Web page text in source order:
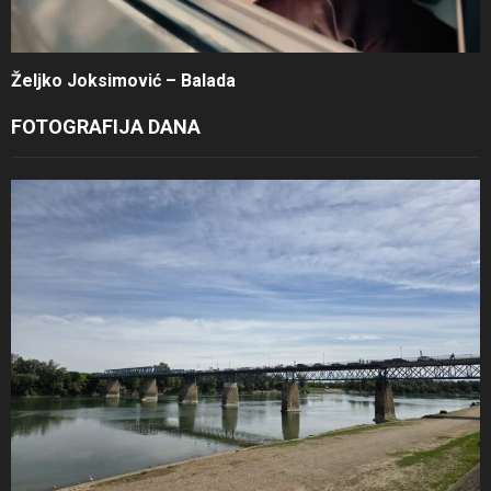
Željko Joksimović – Balada
FOTOGRAFIJA DANA